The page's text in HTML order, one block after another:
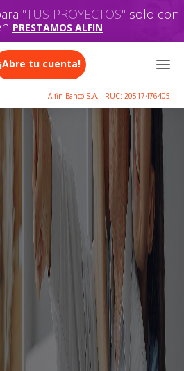
para"TU FAMILIA"solo con tu
PRESTAMOS ALFIN
¡Abre tu cuenta!
Alfin Banco S.A. - RUC: 20517476405
Plus Salud